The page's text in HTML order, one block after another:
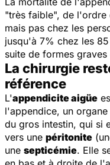
"très faible", de l'ordre
mais pas chez les
jusqu'à 7% chez les
suite de formes
La chirurgie
référence
L'appendicite aigüe
l'appendice, un
du gros intestin, qui si
vers une péritonite
une septicémie. Elle